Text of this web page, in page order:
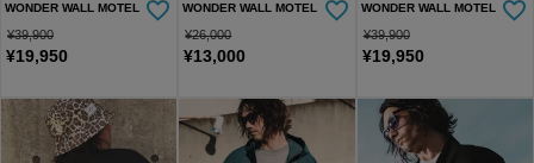
WONDER WALL MOTEL
¥39,900
¥19,950
WONDER WALL MOTEL
¥26,000
¥13,000
WONDER WALL MOTEL
¥39,900
¥19,950